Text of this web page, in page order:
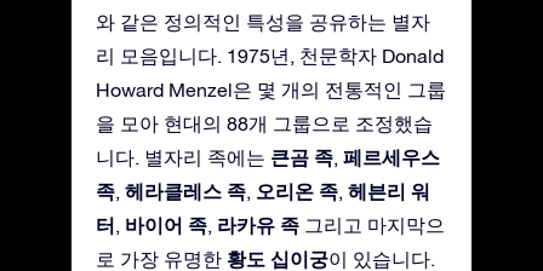
와 같은 정의적인 특성을 공유하는 별자
리 모음입니다. 1975년, 천문학자 Donald
Howard Menzel은 몇 개의 전통적인 그룹
을 모아 현대의 88개 그룹으로 조정했습
니다. 별자리 족에는 큰곰 족 페르세우스
족 헤라클레스 족 오리온 족 헤븐리 워
터 바이어 족 라카유 족 그리고 마지막으
로 가장 유명한 황도 십이궁이 있습니다.